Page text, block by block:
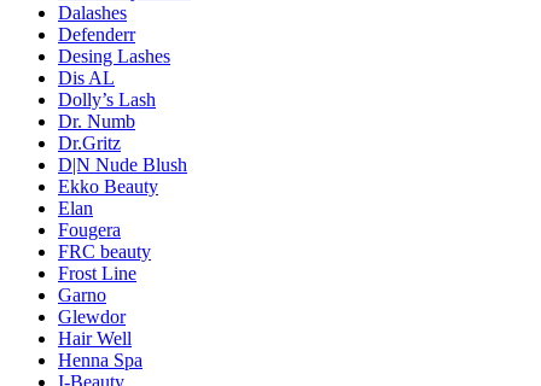
Dalashes
Defenderr
Desing Lashes
Dis AL
Dolly’s Lash
Dr. Numb
Dr.Gritz
D|N Nude Blush
Ekko Beauty
Elan
Fougera
FRC beauty
Frost Line
Garno
Glewdor
Hair Well
Henna Spa
I-Beauty